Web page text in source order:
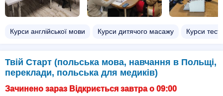
Курси англійської мови Курси дитячого масажу Курси
Твій Старт (польська мова, навчання в Польщі,
переклади, польська для медиків)
Зачинено зараз Відкриється завтра о 09:00